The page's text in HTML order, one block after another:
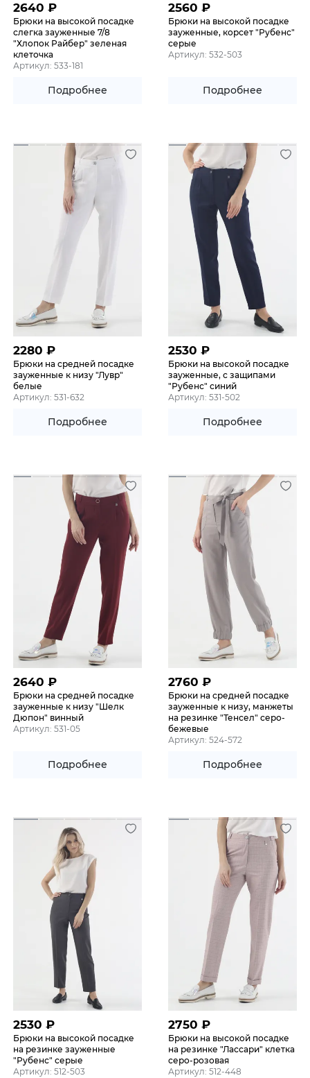
2640 ₽
Брюки на высокой посадке
слегка зауженные 7/8
"Хлопок Райбер" зеленая
клеточка
Артикул: 533-181
Подробнее
2560 ₽
Брюки на высокой посадке
зауженные, корсет "Рубенс"
серые
Артикул: 532-503
Подробнее
2280 ₽
Брюки на средней посадке
зауженные к низу "Лувр"
белые
Артикул: 531-632
Подробнее
2530 ₽
Брюки на высокой посадке
зауженные, с защипами
"Рубенс" синий
Артикул: 531-502
Подробнее
2640 ₽
Брюки на средней посадке
зауженные к низу "Шелк
Дюпон" винный
Артикул: 531-05
Подробнее
2760 ₽
Брюки на средней посадке
зауженные к низу, манжеты
на резинке "Тенсел" серо-
бежевые
Артикул: 524-572
Подробнее
2530 ₽
Брюки на высокой посадке
на резинке зауженные
"Рубенс" серые
Артикул: 512-503
2750 ₽
Брюки на высокой посадке
на резинке "Лассари" клетка
серо-розовая
Артикул: 512-448